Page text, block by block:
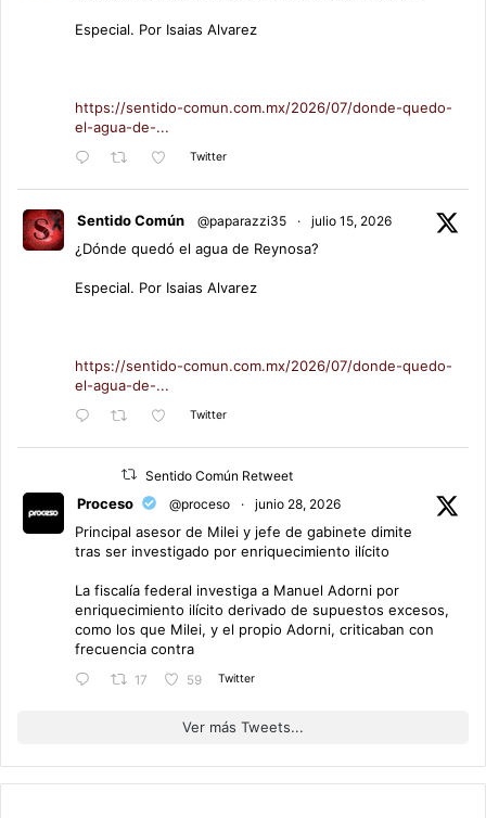
Especial. Por Isaias Alvarez
https://sentido-comun.com.mx/2026/07/donde-quedo-
el-agua-de-...
Twitter
Sentido Común @paparazzi35 · julio 15, 2026
¿Dónde quedó el agua de Reynosa?
Especial. Por Isaias Alvarez
https://sentido-comun.com.mx/2026/07/donde-quedo-
el-agua-de-...
Twitter
Sentido Común Retweet
Proceso @proceso · junio 28, 2026
Principal asesor de Milei y jefe de gabinete dimite
tras ser investigado por enriquecimiento ilícito
La fiscalía federal investiga a Manuel Adorni por
enriquecimiento ilícito derivado de supuestos excesos,
como los que Milei, y el propio Adorni, criticaban con
frecuencia contra
17 59 Twitter
Ver más Tweets...